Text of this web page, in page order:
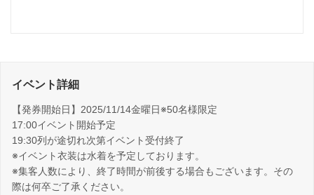
イベント詳細
【発券開始日】2025/11/14金曜日※50名様限定
17:00イベント開始予定
19:30列が途切れ次第イベント受付終了
※イベント衣装は水着を予定しております。
※集客人数により、終了時間が前後する場合もございます。その
際は何卒ご了承ください。